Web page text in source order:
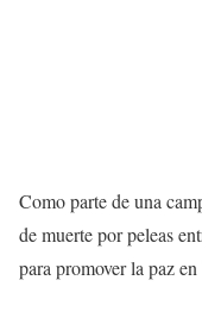
Como parte de una
de muerte por peleas
para promover la paz